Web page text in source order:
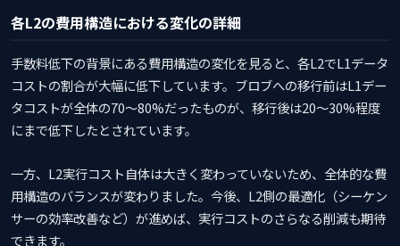
各L2の費用構造における変化の詳細
手数料低下の背景にある費用構造の変化を見ると、各L2でL1データ
コストの割合が大幅に低下しています。ブロブへの移行前はL1デー
タコストが全体の70〜80%だったものが、移行後は20〜30%程度
にまで低下したとされています。
一方、L2実行コスト自体は大きく変わっていないため、全体的な費
用構造のバランスが変わりました。今後、L2側の最適化（シーケン
サーの効率改善など）が進めば、実行コストのさらなる削減も期待
できます。